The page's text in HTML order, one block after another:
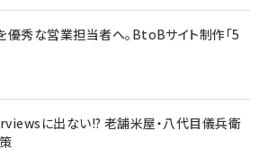
優秀な営業担当者へ。BtoBサイト制作「5
に出ない!? 老舗米屋・八代目儀兵衛